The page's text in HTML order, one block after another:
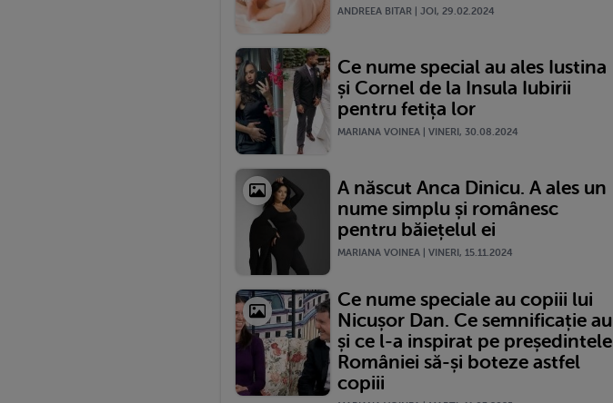
ANDREEA BITAR | JOI, 29.02.2024
Ce nume special au ales Iustina
și Cornel de la Insula Iubirii
pentru fetița lor
MARIANA VOINEA | VINERI, 30.08.2024
A născut Anca Dinicu. A ales un
nume simplu și românesc
pentru băiețelul ei
MARIANA VOINEA | VINERI, 15.11.2024
Ce nume speciale au copiii lui
Nicușor Dan. Ce semnificație au
și ce l-a inspirat pe președintele
României să-și boteze astfel
copiii